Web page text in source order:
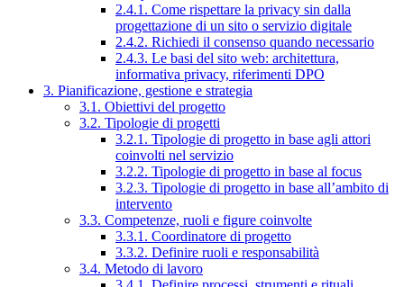
2.4.1. Come rispettare la privacy sin dalla
progettazione di un sito o servizio digitale
2.4.2. Richiedi il consenso quando necessario
2.4.3. Le basi del sito web: architettura,
informativa privacy, riferimenti DPO
3. Pianificazione, gestione e strategia
3.1. Obiettivi del progetto
3.2. Tipologie di progetti
3.2.1. Tipologie di progetto in base agli attori
coinvolti nel servizio
3.2.2. Tipologie di progetto in base al focus
3.2.3. Tipologie di progetto in base all’ambito di
intervento
3.3. Competenze, ruoli e figure coinvolte
3.3.1. Coordinatore di progetto
3.3.2. Definire ruoli e responsabilità
3.4. Metodo di lavoro